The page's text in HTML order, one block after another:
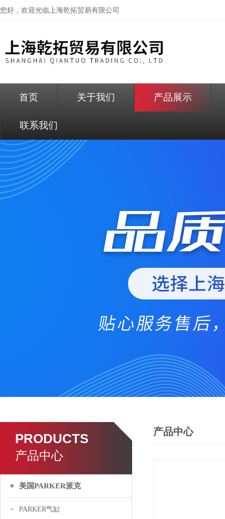
您好，欢迎光临上海乾拓贸易有限公司
首页 关于我们 产品展示
联系我们
PRODUCTS
产品中心
美国PARKER派克
PARKER气缸
产品中心